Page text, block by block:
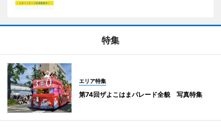
特集
エリア特集
第74回ザよこはまパレード全貌 写真特集